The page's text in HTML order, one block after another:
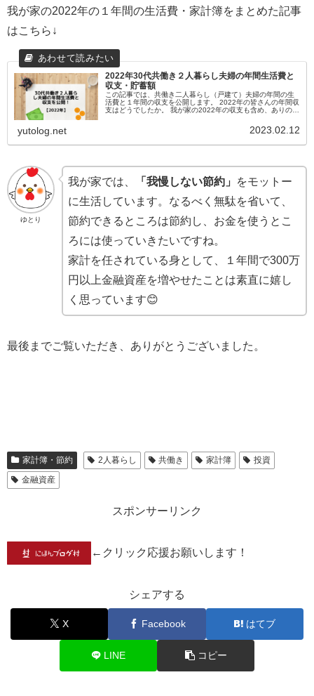
我が家の2022年の１年間の生活費・家計簿をまとめた記事
はこちら↓
2022年30代共働き２人暮らし夫婦の年間生活費と
収支・貯蓄額
この記事では、共働き二人暮らし（戸建て）夫婦の年間の生
活費と１年間の収支を公開します。 2022年の皆さんの年間収
支はどうでしたか。 我が家の2022年の収支も含め、ありのま
yutolog.net 2023.02.12
ゆとり
我が家では、 「我慢しない節約」 をモットー
に生活しています。なるべく無駄を省いて、
節約できるところは節約し、お金を使うとこ
ろには使っていきたいですね。
家計を任されている身として、１年間で300万
円以上金融資産を増やせたことは素直に嬉し
く思っています😊
最後までご覧いただき、ありがとうございました。
家計簿・節約 2人暮らし 共働き 家計簿
投資
金融資産
スポンサーリンク
←クリック応援お願いします！
シェアする
X Facebook はてブ
LINE コピー